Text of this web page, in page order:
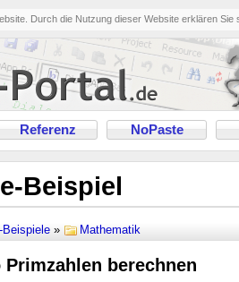
Durch die Nutzung dieser Website erklären
Referenz NoPaste
Beispiel
Beispiele » Mathematik
Primzahlen berechnen